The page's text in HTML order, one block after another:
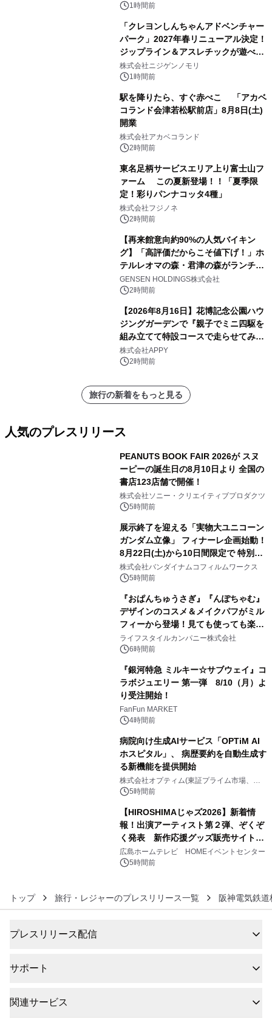
1時間前
「クレヨンしんちゃんアドベンチャー
パーク」2027年春リニューアル決定！
ジップライン＆アスレチックが遊べる
のは今年が最後！ 「ラスト！ドキがム
ネムネ～大作戦！」始動
株式会社ニジゲンノモリ
1時間前
駅を降りたら、すぐ赤べこ 「アカベ
コランド会津若松駅前店」8月8日(土)
開業
株式会社アカベコランド
2時間前
東名足柄サービスエリア上り富士山フ
ァーム この夏新登場！！「夏季限
定！彩りパンナコッタ4種」
株式会社フジノネ
2時間前
【再来館意向約90%の人気バイキン
グ】「高評価だからこそ値下げ！」ホ
テルレオマの森・君津の森がランチバ
イキングの価格改定&繁忙日料金撤廃
を実施
GENSEN HOLDINGS株式会社
2時間前
【2026年8月16日】花博記念公園ハウ
ジングガーデンで『親子でミニ四駆を
組み立てて特設コースで走らせてみよ
う！』を開催
株式会社APPY
2時間前
旅行の新着をもっと見る
人気のプレスリリース
PEANUTS BOOK FAIR 2026が スヌ
ーピーの誕生日の8月10日より 全国の
書店123店舗で開催！
株式会社ソニー・クリエイティブプロダクツ
5時間前
展示終了を迎える「実物大ユニコーン
ガンダム立像」 フィナーレ企画始動！
8月22日(土)から10日間限定で 特別映
像『UNICORN GUNDAM Statue ―
BEYOND POSSIBILITY ―』を上映！
株式会社バンダイナムコフィルムワークス
5時間前
『おぱんちゅうさぎ』『んぽちゃむ』
デザインのコスメ＆メイクパフがミル
フィーから登場！見ても使っても楽し
い、ポップでキュートなコレクショ
ン。
ライフスタイルカンパニー株式会社
6時間前
『銀河特急 ミルキー☆サブウェイ』コ
ラボジュエリー 第一弾 8/10（月）よ
り受注開始！
FanFun MARKET
4時間前
病院向け生成AIサービス「OPTiM AI
ホスピタル」、 病歴要約を自動生成す
る新機能を提供開始
株式会社オプティム(東証プライム市場、コ
ード：3694)
5時間前
【HIROSHIMAじゃズ2026】新着情
報！出演アーティスト第２弾、ぞくぞ
く発表 新作応援グッズ販売サイトも
同時オープンします！
広島ホームテレビ HOMEイベントセンター
5時間前
トップ 旅行・レジャーのプレスリリース一覧 阪神電気鉄
プレスリリース配信
サポート
関連サービス